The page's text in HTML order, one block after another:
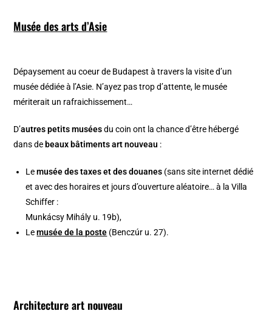
Musée des arts d’Asie
Dépaysement au coeur de Budapest à travers la visite d’un
musée dédiée à l’Asie. N’ayez pas trop d’attente, le musée
mériterait un rafraichissement…
D’autres petits muséesdu coin ont la chance d’être hébergé
dans de beaux bâtiments art nouveau :
Lemusée des taxes et des douanes (sans site internet dédié
et avec des horaires et jours d’ouverture aléatoire… à la Villa
Schiffer :
Munkácsy Mihály u. 19b),
Lemusée de la poste (Benczúr u. 27).
Architecture art nouveau